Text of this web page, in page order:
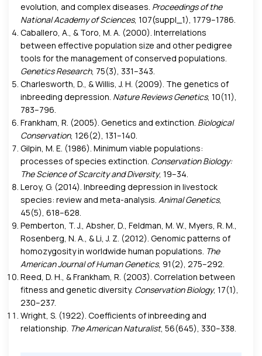
evolution, and complex diseases. Proceedings of the
National Academy of Sciences, 107(suppl_1), 1779–1786.
Caballero, A., & Toro, M. A. (2000). Interrelations
between effective population size and other pedigree
tools for the management of conserved populations.
Genetics Research, 75(3), 331–343.
Charlesworth, D., & Willis, J. H. (2009). The genetics of
inbreeding depression. Nature Reviews Genetics, 10(11),
783–796.
Frankham, R. (2005). Genetics and extinction. Biological
Conservation, 126(2), 131–140.
Gilpin, M. E. (1986). Minimum viable populations:
processes of species extinction. Conservation Biology:
The Science of Scarcity and Diversity, 19–34.
Leroy, G. (2014). Inbreeding depression in livestock
species: review and meta-analysis. Animal Genetics,
45(5), 618–628.
Pemberton, T. J., Absher, D., Feldman, M. W., Myers, R. M.,
Rosenberg, N. A., & Li, J. Z. (2012). Genomic patterns of
homozygosity in worldwide human populations. The
American Journal of Human Genetics, 91(2), 275–292.
Reed, D. H., & Frankham, R. (2003). Correlation between
fitness and genetic diversity. Conservation Biology, 17(1),
230–237.
Wright, S. (1922). Coefficients of inbreeding and
relationship. The American Naturalist, 56(645), 330–338.